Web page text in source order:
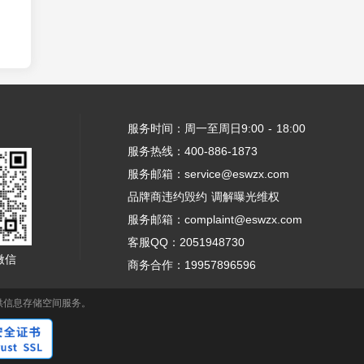
信
服务时间：周一至周日9:00 - 18:00
服务热线：400-886-1873
服务邮箱：service@eswzx.com
品牌商违约毁约 调解曝光维权
服务邮箱：complaint@eswzx.com
客服QQ：2051948730
商务合作：19957896596
息存储空间服务。